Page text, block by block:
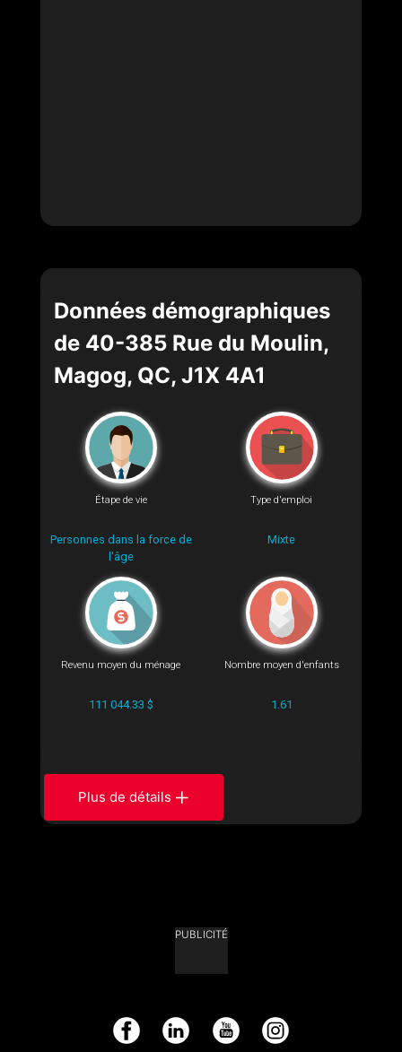
Données démographiques
de 40-385 Rue du Moulin,
Magog, QC, J1X 4A1
Étape de vie
Personnes dans la force de
l'âge
Type d'emploi
Mixte
Revenu moyen du ménage
111 044.33 $
Nombre moyen d'enfants
1.61
Plus de détails
PUBLICITÉ
Facebook LinkedIn YouTube Instagram